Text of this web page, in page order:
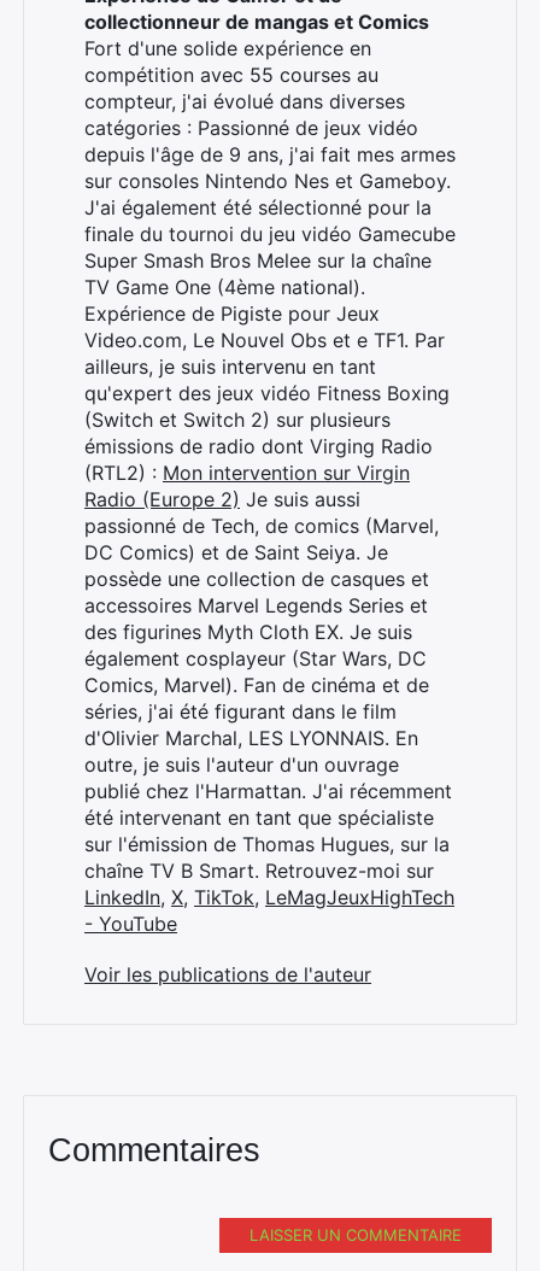
collectionneur de mangas et Comics
Fort d'une solide expérience en
compétition avec 55 courses au
compteur, j'ai évolué dans diverses
catégories : Passionné de jeux vidéo
depuis l'âge de 9 ans, j'ai fait mes armes
sur consoles Nintendo Nes et Gameboy.
J'ai également été sélectionné pour la
finale du tournoi du jeu vidéo Gamecube
Super Smash Bros Melee sur la chaîne
TV Game One (4ème national).
Expérience de Pigiste pour Jeux
Video.com, Le Nouvel Obs et e TF1. Par
ailleurs, je suis intervenu en tant
qu'expert des jeux vidéo Fitness Boxing
(Switch et Switch 2) sur plusieurs
émissions de radio dont Virging Radio
(RTL2) : Mon intervention sur Virgin
Radio (Europe 2) Je suis aussi
passionné de Tech, de comics (Marvel,
DC Comics) et de Saint Seiya. Je
possède une collection de casques et
accessoires Marvel Legends Series et
des figurines Myth Cloth EX. Je suis
également cosplayeur (Star Wars, DC
Comics, Marvel). Fan de cinéma et de
séries, j'ai été figurant dans le film
d'Olivier Marchal, LES LYONNAIS. En
outre, je suis l'auteur d'un ouvrage
publié chez l'Harmattan. J'ai récemment
été intervenant en tant que spécialiste
sur l'émission de Thomas Hugues, sur la
chaîne TV B Smart. Retrouvez-moi sur
LinkedIn, X, TikTok, LeMagJeuxHighTech
- YouTube
Voir les publications de l'auteur
Commentaires
LAISSER UN COMMENTAIRE
Rechercher